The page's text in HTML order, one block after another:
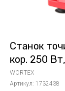
Станок
кор. 250
WORTEX
Артикул: 1732438